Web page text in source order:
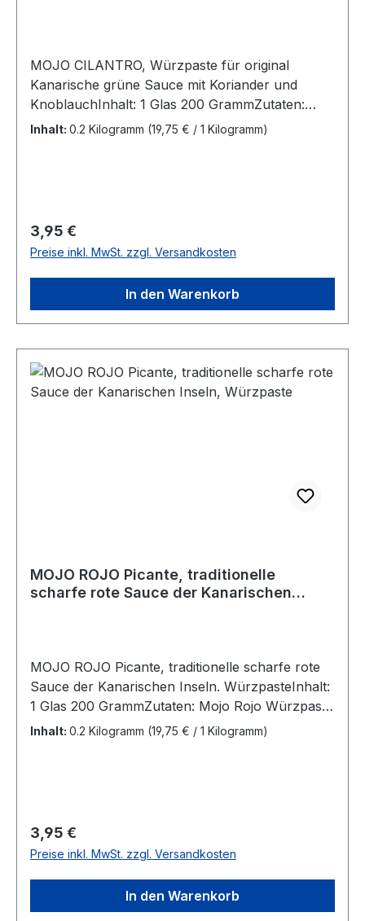
MOJO CILANTRO, Würzpaste für original
Kanarische grüne Sauce mit Koriander und
KnoblauchInhalt: 1 Glas 200 GrammZutaten:
Sonnenblumenöl, 10% Koriander, Wasser,
Lagern!
Inhalt: 0.2 Kilogramm (19,75 € / 1 Kilogramm)
Regulärer Preis:
3,95 €
Preise inkl. MwSt. zzgl. Versandkosten
In den Warenkorb
MOJO ROJO Picante, traditionelle
scharfe rote Sauce der Kanarischen
MOJO ROJO Picante, traditionelle scharfe rote
Sauce der Kanarischen Inseln. WürzpasteInhalt:
1 Glas 200 GrammZutaten: Mojo Rojo Würzpaste
mit roter Parika scharf, Sonnenblumenöl, 21%,
Kaliumsorbat, Säuerungsmittel
Citronensäure.Nach dem Öffnen kühl
aufbewahren!
Inhalt: 0.2 Kilogramm (19,75 € / 1 Kilogramm)
Regulärer Preis:
3,95 €
Preise inkl. MwSt. zzgl. Versandkosten
In den Warenkorb